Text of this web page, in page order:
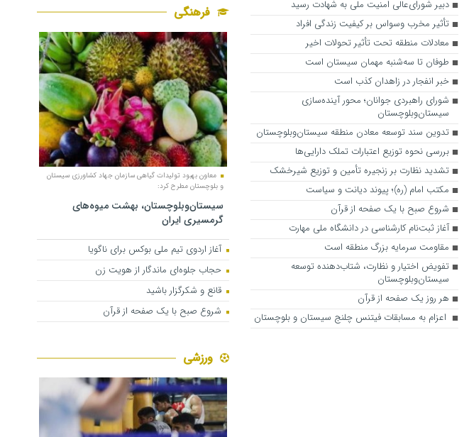
دبیر شورای‌عالی امنیت ملی به شهادت رسید
تأثیر مخرب وسواس بر کیفیت زندگی افراد
معادلات منطقه تحت تأثیر تحولات اخیر
طوفان تا سه‌شنبه مهمان سیستان است
خبر انفجار در زاهدان کذب است
شورای راهبردی جوانان؛ محور آینده‌سازی
سیستان‌وبلوچستان
تدوین سند توسعه معادن منطقه سیستان‌وبلوچستان
بررسی نحوه توزیع اعتبارات تملک دارایی‌ها
تشدید نظارت بر زنجیره تأمین و توزیع شیرخشک‌
مکتب امام (ره)؛ پیوند دیانت و سیاست
شروع صبح با یک صفحه از قرآن
آغاز ثبت‌نام کارشناسی در دانشگاه ملی مهارت
مقاومت سرمایه بزرگ منطقه است
تفویض اختیار و نظارت، شتاب‌دهنده توسعه
سیستان‌وبلوچستان
هر روز یک صفحه از قرآن
اعزام به مسابقات فیتنس چلنج سیستان و بلوچستان
فرهنگی
معاون بهبود تولیدات گیاهی سازمان جهاد کشاورزی سیستان
و بلوچستان مطرح کرد:
سیستان‌وبلوچستان، بهشت میوه‌های
گرمسیری ایران
آغاز اردوی تیم ملی بوکس برای ناگویا
حجاب جلوه‌ای ماندگار از هویت زن
قانع و شکرگزار باشید
شروع صبح با یک صفحه از قرآن
ورزشی